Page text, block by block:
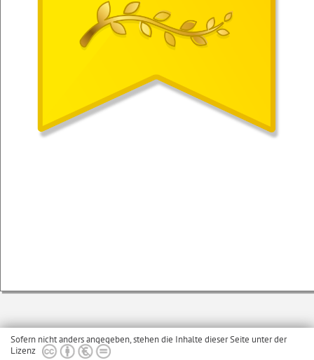
Sofern nicht anders angegeben, stehen die Inhalte dieser Seite unter der
Lizenz